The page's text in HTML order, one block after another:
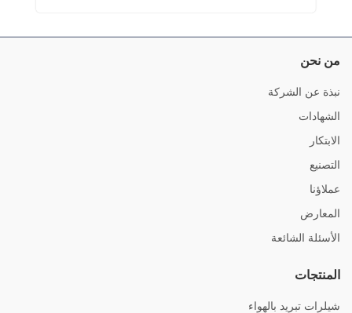
من نحن
نبذة عن الشركة
الشهادات
الابتكار
التصنيع
عملاؤنا
المعارض
الأسئلة الشائعة
المنتجات
شيلرات تبريد بالهواء